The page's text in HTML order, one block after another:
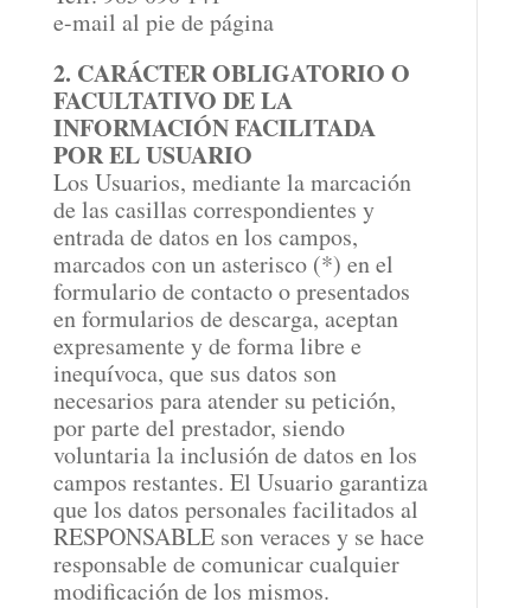
e-mail al pie de página
2. CARÁCTER OBLIGATORIO O
FACULTATIVO DE LA
INFORMACIÓN FACILITADA
POR EL USUARIO
Los Usuarios, mediante la marcación
de las casillas correspondientes y
entrada de datos en los campos,
marcados con un asterisco (*) en el
formulario de contacto o presentados
en formularios de descarga, aceptan
expresamente y de forma libre e
inequívoca, que sus datos son
necesarios para atender su petición,
por parte del prestador, siendo
voluntaria la inclusión de datos en los
campos restantes. El Usuario garantiza
que los datos personales facilitados al
RESPONSABLE son veraces y se hace
responsable de comunicar cualquier
modificación de los mismos.